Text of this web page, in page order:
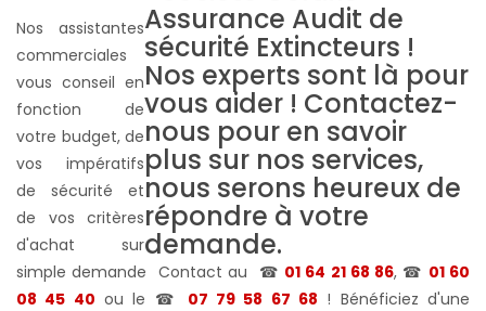
Nos assistantes
commerciales
vous conseil en
fonction de
votre budget, de
vos impératifs
de sécurité et
de vos critères
d'achat sur
simple demande Contact au
☎ 01 64 21 68 86, ☎ 01 60
08 45 40 ou le ☎ 07 79 58 67 68 ! Bénéficiez d'une